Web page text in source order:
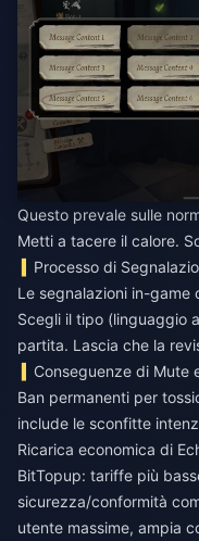
Questo prevale sulle
Metti a tacere il calore.
Processo di
Le segnalazioni in-game
Scegli il tipo (linguaggio
partita. Lascia che la
Conseguenze di Mute
Ban permanenti per
include le sconfitte
Ricarica economica di
BitTopup: tariffe più
sicurezza/conformità
utente massime, ampia